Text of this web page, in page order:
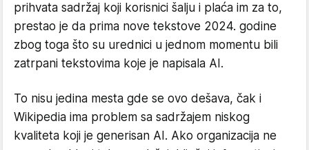
prihvata sadržaj koji korisnici šalju i plaća im za to,
prestao je da prima nove tekstove 2024. godine
zbog toga što su urednici u jednom momentu bili
zatrpani tekstovima koje je napisala AI.
To nisu jedina mesta gde se ovo dešava, čak i
Wikipedia ima problem sa sadržajem niskog
kvaliteta koji je generisan AI. Ako organizacija ne